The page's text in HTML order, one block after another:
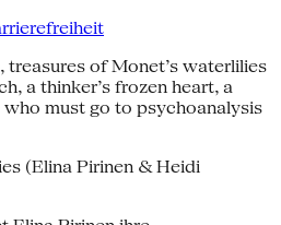
treasures of Monet’s waterlilies
a thinker’s frozen heart, a
must go to psychoanalysis
(Elina Pirinen & Heidi